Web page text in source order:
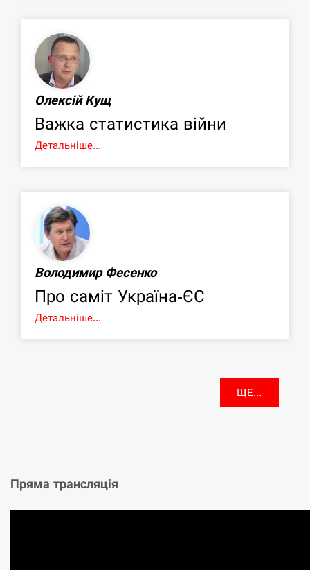
Олексій Кущ
Важка статистика війни
Детальніше...
Володимир Фесенко
Про саміт Україна-ЄС
Детальніше...
ЩЕ...
Пряма трансляція